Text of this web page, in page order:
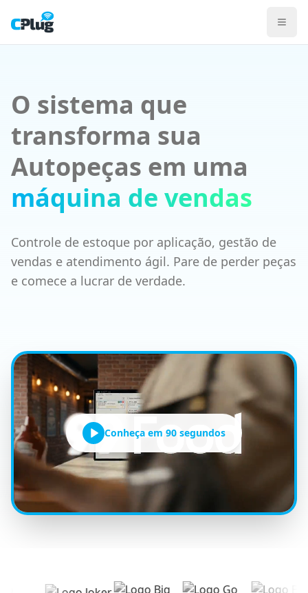
Sistema CPlug para Autopeças
PDV com busca por código do fabricante, referência
Importação de XML de nota de compra popula o estoque
PDV
Gestão de Estoque
Emissão Fiscal
ERP Gestão
BI e Relatórios
O sistema que
transforma sua
Autopeças em uma
máquina de vendas
Controle de estoque por aplicação, gestão de
vendas e atendimento ágil. Pare de perder peças
e comece a lucrar de verdade.
Conheça em 90 segundos